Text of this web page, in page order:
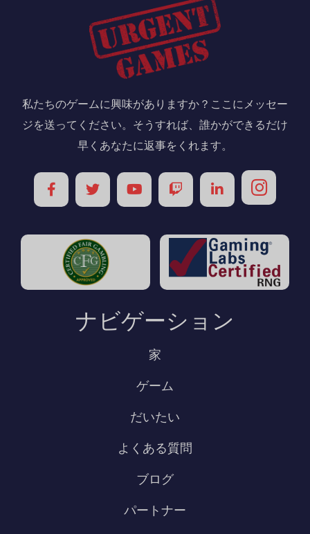
する場合があります。最初のボーナスと組
み合わせてフリースピンを提供するカジノ
は、多くの場合、それらを使用できるゲー
ムを事前に決定します。フリースピンで利
ーションのサポートに相談して、ボーナス
に有効なゲームもあるオファーの利用規約
を確認する必要があります。フリースピン
によるデポジットなしのサインアップボー
ナス2番目のタイプは、サインアップごとに
しのボーナスと呼ばれます。これは5対10の
小額で構成され、カジノに登録するためだ
けにプレーヤーが受け取ります。このお金
ゲームで使用できますが、多くの場合、ゲ
常、ボーナス条件によって制限されるゲー
ムは、通常、ルーレットとブラックジャッ
て勝率が高くなります。カジノは、純粋な
チャンスのゲームであり、まったく予測で
り好きです。そのため、ほとんどの場合、
ボーナス条件には100%が含まれています。
たように、スロットマシンは米国にあり、
カジノの典型的な要素としてのその一般化
はアングロサクソン市場にも到達しまし
た。その進化とケータリング施設への拡大
の例です。実際、AristocratやIGTのような
メーカーがエンターテインメント業界の巨
人になり、ホールディングスが上場され、
数千万ドルの価値があるのはこれらの国々
です。
あなたは私たちのすべてのゲームでこれを
見ることができます。これらのスロットに
ックポットまで、印象的なグラフィックが
あり、他の場所よりも寛大なプレーヤーの
くのゲームを見つけることができます緊急
のゲームテーマや叙事詩的な雰囲気が強い
カタログ。また、大きなジャックポットを
獲得したい場合は、他の場所を探す必要は
ありません。
私たちのゲームに興味がありますか？ここにメッセー
ジを送ってください。そうすれば、誰かができるだけ
早くあなたに返事をくれます。
ナビゲーション
家
ゲーム
だいたい
よくある質問
ブログ
パートナー